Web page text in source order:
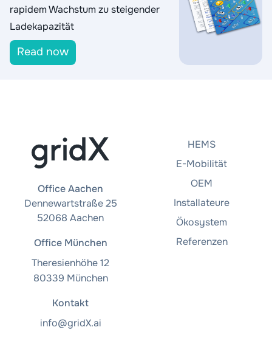
rapidem Wachstum zu steigender
Ladekapazität
Read now
Office Aachen
Dennewartstraße 25
52068 Aachen
Office München
Theresienhöhe 12
80339 München
Kontakt
info@gridX.ai
HEMS
E-Mobilität
OEM
Installateure
Ökosystem
Referenzen